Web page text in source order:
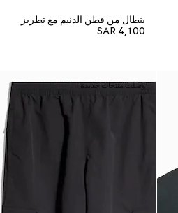
بنطال من قطن الدنيم مع تطريز
SAR 4,100
وصلت منتجات جديدة